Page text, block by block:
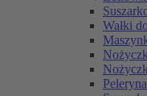
Wałki